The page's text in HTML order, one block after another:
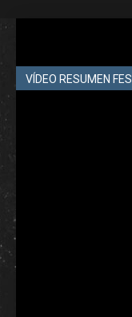
VÍDEO RESUMEN